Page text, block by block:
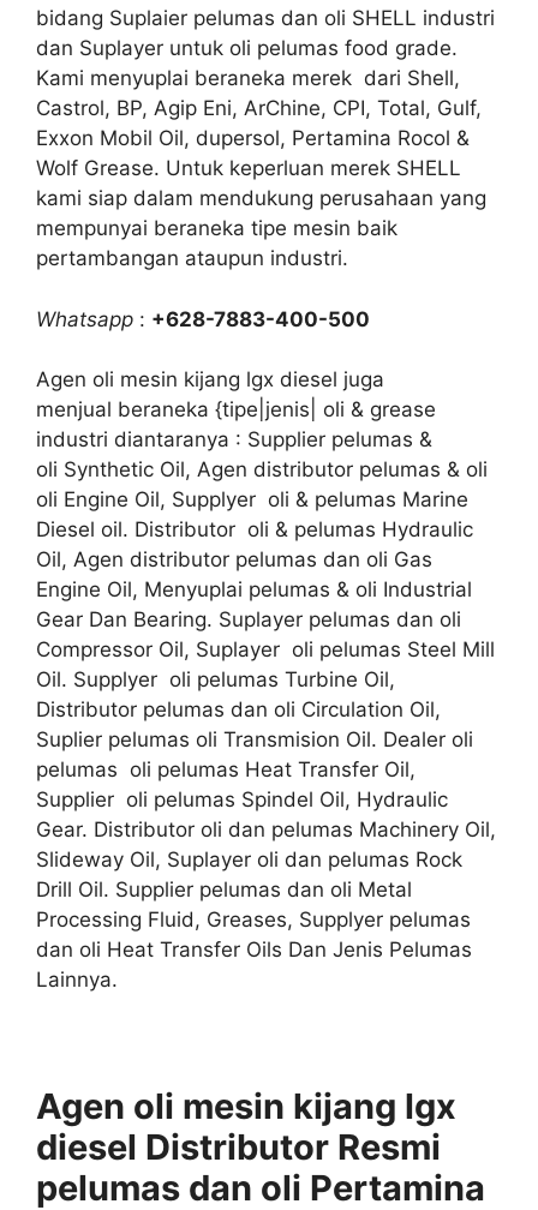
bidang Suplaier pelumas dan oli SHELL industri
dan Suplayer untuk oli pelumas food grade.
Kami menyuplai beraneka merek dari Shell,
Castrol, BP, Agip Eni, ArChine, CPI, Total, Gulf,
Exxon Mobil Oil, dupersol, Pertamina Rocol &
Wolf Grease. Untuk keperluan merek SHELL
kami siap dalam mendukung perusahaan yang
mempunyai beraneka tipe mesin baik
pertambangan ataupun industri.
Whatsapp : +628-7883-400-500
Agen oli mesin kijang lgx diesel juga
menjual beraneka {tipe|jenis| oli & grease
industri diantaranya : Supplier pelumas &
oli Synthetic Oil, Agen distributor pelumas & oli
oli Engine Oil, Supplyer oli & pelumas Marine
Diesel oil. Distributor oli & pelumas Hydraulic
Oil, Agen distributor pelumas dan oli Gas
Engine Oil, Menyuplai pelumas & oli Industrial
Gear Dan Bearing. Suplayer pelumas dan oli
Compressor Oil, Suplayer oli pelumas Steel Mill
Oil. Supplyer oli pelumas Turbine Oil,
Distributor pelumas dan oli Circulation Oil,
Suplier pelumas oli Transmision Oil. Dealer oli
pelumas oli pelumas Heat Transfer Oil,
Supplier oli pelumas Spindel Oil, Hydraulic
Gear. Distributor oli dan pelumas Machinery Oil,
Slideway Oil, Suplayer oli dan pelumas Rock
Drill Oil. Supplier pelumas dan oli Metal
Processing Fluid, Greases, Supplyer pelumas
dan oli Heat Transfer Oils Dan Jenis Pelumas
Lainnya.
Agen oli mesin kijang lgx
diesel Distributor Resmi
pelumas dan oli Pertamina